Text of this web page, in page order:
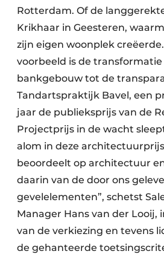
Rotterdam. Of de
Krikhaar in Geesteren,
zijn eigen woonplek
voorbeeld is de transformatie
bankgebouw tot de
Tandartspraktijk Bavel, een
jaar de publieksprijs van de
Projectprijs in de wacht
alom in deze
beoordeelt op architectuur
daarin van de door ons
gevelelementen”, schetst
Manager Hans van der
van de verkiezing en tevens
de gehanteerde